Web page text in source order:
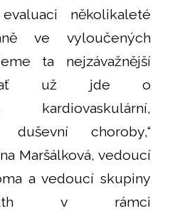
několikaleté
ve vyloučených
ta nejzávažnější
ať už jde o
kardiovaskulární,
choroby,“
Maršálková, vedoucí
a vedoucí skupiny
v rámci